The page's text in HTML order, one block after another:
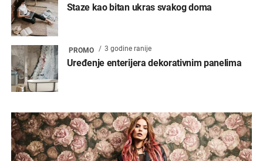
Staze kao bitan ukras svakog doma
PROMO 3 godine ranije
Uređenje enterijera dekorativnim panelima